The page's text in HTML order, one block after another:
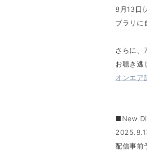
8月13日(
ブラリに
さらに、
お聴き逃
オンエア
■New
配信事前